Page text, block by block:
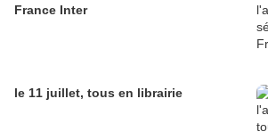
France Inter
le 11 juillet, tous en librairie